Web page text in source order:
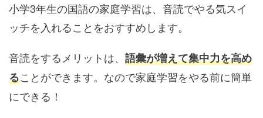
小学3年生の国語の家庭学習は、音読でやる気スイ
ッチを入れることをおすすめします。
音読をするメリットは、 語彙が増えて集中力を高め
ることができます。なので家庭学習をやる前に簡単
にできる！